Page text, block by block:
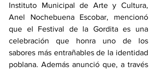
Instituto Municipal de Arte y Cultura,
Anel Nochebuena Escobar, mencionó
que el Festival de la Gordita es una
celebración que honra uno de los
sabores más entrañables de la identidad
poblana. Además anunció que, a través